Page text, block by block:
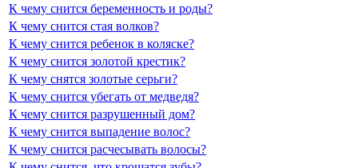
К чему снится беременность и роды?
К чему снится стая волков?
К чему снится ребенок в коляске?
К чему снится золотой крестик?
К чему снятся золотые серьги?
К чему снится убегать от медведя?
К чему снится разрушенный дом?
К чему снится выпадение волос?
К чему снится расчесывать волосы?